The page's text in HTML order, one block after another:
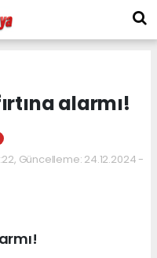
alarmı!
Güncelleme: 24.12.2024 -